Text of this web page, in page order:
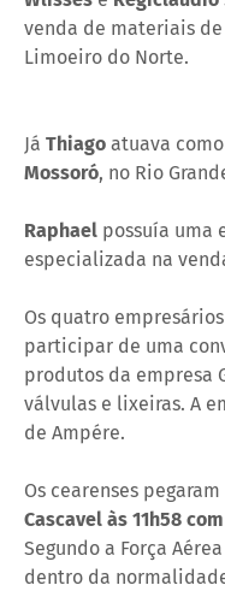
venda de materiais
Limoeiro do Norte.
Já Thiago atuava como
Mossoró, no Rio
Raphael possuía uma
especializada na
Os quatro
participar de uma
produtos da empresa
válvulas e lixeiras. A
de Ampére.
Os cearenses
Cascavel às 11h58
Segundo a Força
dentro da